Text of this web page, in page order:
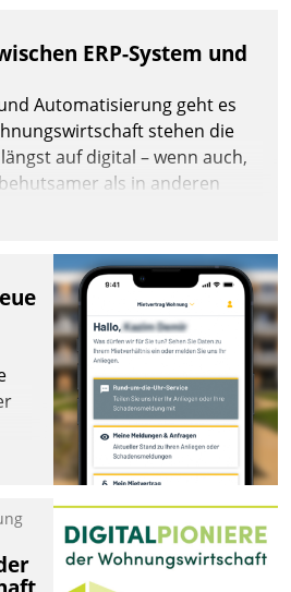
ERP-System und
Automatisierung geht es
stehen die
auf digital – wenn auch,
als in anderen